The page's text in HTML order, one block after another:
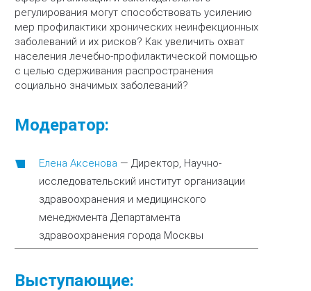
регулирования могут способствовать усилению
мер профилактики хронических неинфекционных
заболеваний и их рисков? Как увеличить охват
населения лечебно-профилактической помощью
с целью сдерживания распространения
социально значимых заболеваний?
Модератор:
Елена Аксенова — Директор, Научно-
исследовательский институт организации
здравоохранения и медицинского
менеджмента Департамента
здравоохранения города Москвы
Выступающие: